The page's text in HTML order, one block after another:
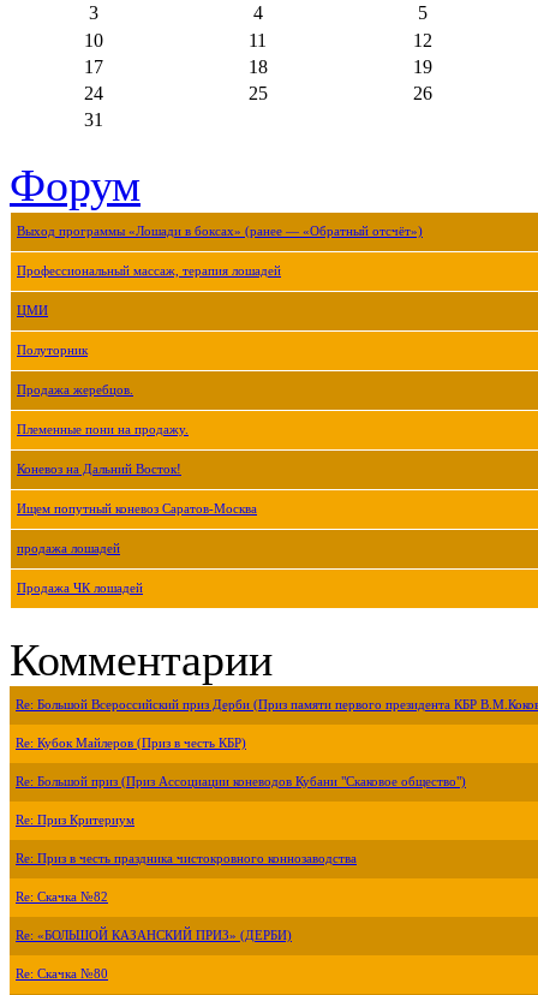
3 4
5
10
11
12
17
18
19
24
25
26
31
Форум
Выход программы «Лошади в боксах» (ранее — «Обратный отсчёт»)
Профессиональный массаж, терапия лошадей
ЦМИ
Полуторник
Продажа жеребцов.
Племенные пони на продажу.
Коневоз на Дальний Восток!
Ищем попутный коневоз Саратов-Москва
продажа лошадей
Продажа ЧК лошадей
Комментарии
Re: Большой Всероссийский приз Дерби (Приз памяти первого президента КБР
Re: Кубок Майлеров (Приз в честь КБР)
Re: Большой приз (Приз Ассоциации коневодов Кубани "Скаковое общество")
Re: Приз Критериум
Re: Приз в честь праздника чистокровного коннозаводства
Re: Скачка №82
Re: «БОЛЬШОЙ КАЗАНСКИЙ ПРИЗ» (ДЕРБИ)
Re: Скачка №80